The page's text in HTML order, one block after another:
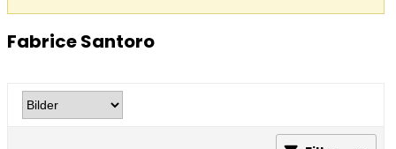
Fabrice Santoro